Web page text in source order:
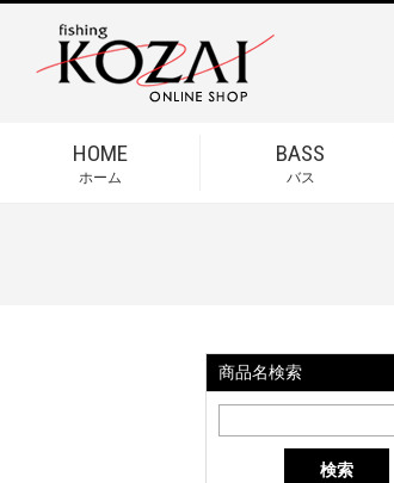
HOME
ホーム
BASS
バス
商品名検索
検索